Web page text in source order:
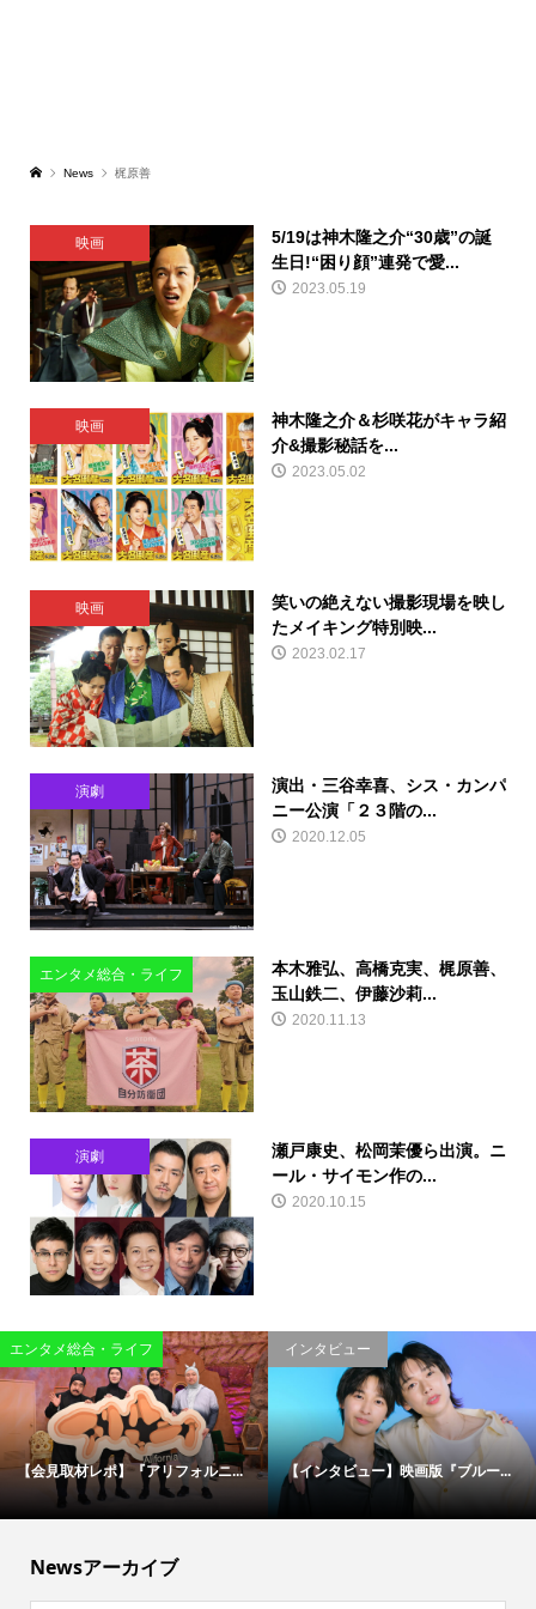
News 梶原善
映画
5/19は神木隆之介“30歳”の誕
生日!“困り顔”連発で愛...
2023.05.19
映画
神木隆之介＆杉咲花がキャラ紹
介&撮影秘話を...
2023.05.02
映画
笑いの絶えない撮影現場を映し
たメイキング特別映...
2023.02.17
演劇
演出・三谷幸喜、シス・カンパ
ニー公演「２３階の...
2020.12.05
エンタメ総合・ライフ
本木雅弘、高橋克実、梶原善、
玉山鉄二、伊藤沙莉...
2020.11.13
演劇
瀬戸康史、松岡茉優ら出演。ニ
ール・サイモン作の...
2020.10.15
エンタメ総合・ライフ
【会見取材レポ】『アリフォルニ...
インタビュー
【インタビュー】映画版『ブルー...
Newsアーカイブ